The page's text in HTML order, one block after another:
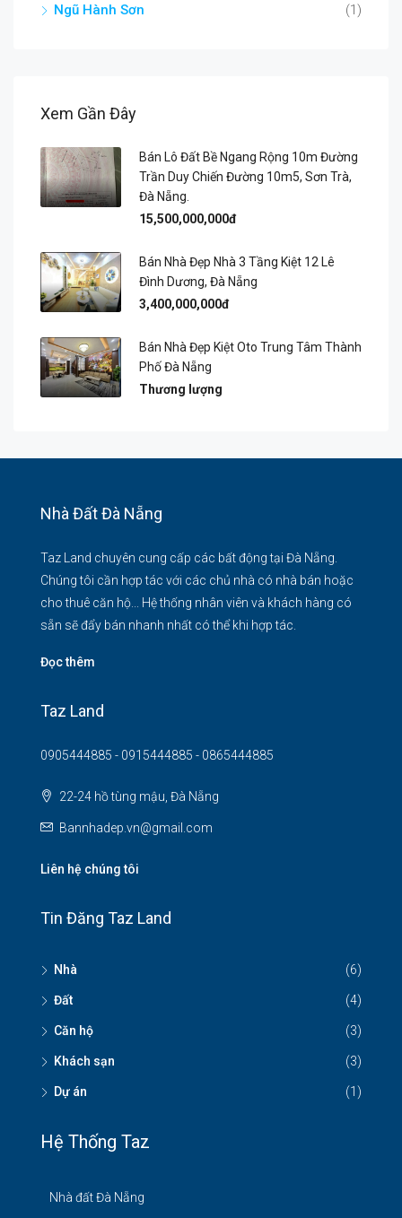
Ngũ Hành Sơn
(1)
Xem Gần Đây
Bán Lô Đất Bề Ngang Rộng 10m Đường
Trần Duy Chiến Đường 10m5, Sơn Trà,
Đà Nẵng.
15,500,000,000đ
Bán Nhà Đẹp Nhà 3 Tầng Kiệt 12 Lê
Đình Dương, Đà Nẵng
3,400,000,000đ
Bán Nhà Đẹp Kiệt Oto Trung Tâm Thành
Phố Đà Nẵng
Thương lượng
Nhà Đất Đà Nẵng
Taz Land chuyên cung cấp các bất động tại Đà Nẵng.
Chúng tôi cần hợp tác với các chủ nhà có nhà bán hoặc
cho thuê căn hộ... Hệ thống nhân viên và khách hàng có
sẵn sẽ đẩy bán nhanh nhất có thể khi hợp tác.
Đọc thêm
Taz Land
0905444885 - 0915444885 - 0865444885
22-24 hồ tùng mậu, Đà Nẵng
Bannhadep.vn@gmail.com
Liên hệ chúng tôi
Tin Đăng Taz Land
Nhà (6)
Đất (4)
Căn hộ (3)
Khách sạn (3)
Dự án (1)
Hệ Thống Taz
Nhà đất Đà Nẵng